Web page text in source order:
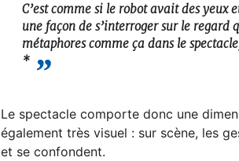
C’est comme si le robot avait des yeux
une façon de s’interroger sur le regard
métaphores comme ça dans le
*
Le spectacle comporte donc une
également très visuel : sur scène, les
et se confondent.